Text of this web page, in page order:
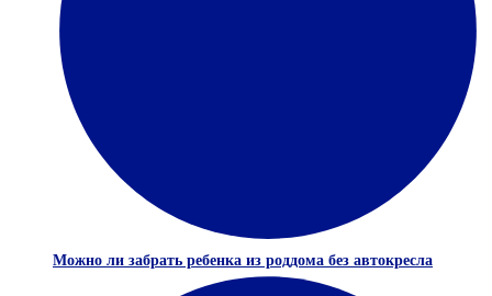
Можно ли забрать ребенка из роддома без автокресла